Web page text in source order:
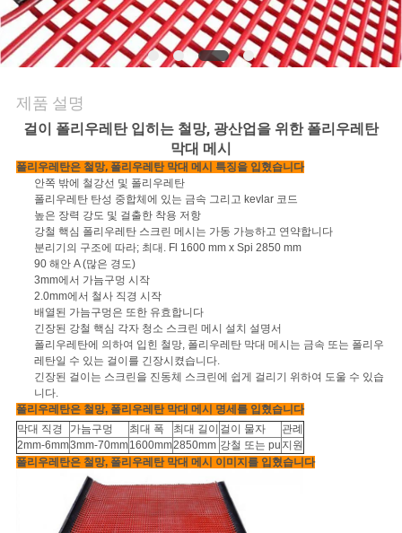
하
기
뉴
스
맵
PRIVACY
POLICY
제품 설명
걸이 폴리우레탄 입히는 철망, 광산업을 위한 폴리우레탄
막대 메시
폴리우레탄은철망, 폴리우레탄 막대 메시 특징을 입혔습니다
안쪽 밖에 철강선 및 폴리우레탄
폴리우레탄 탄성 중합체에 있는 금속 그리고 kevlar 코드
높은 장력 강도 및 걸출한 착용 저항
강철 핵심 폴리우레탄 스크린 메시는 가동 가능하고 연약합니다
분리기의 구조에 따라; 최대. Fl 1600 mm x Spi 2850 mm
90 해안 A (많은 경도)
3mm에서 가늠구멍 시작
2.0mm에서 철사 직경 시작
배열된 가늠구멍은 또한 유효합니다
긴장된 강철 핵심 각자 청소 스크린 메시 설치 설명서
폴리우레탄에 의하여 입힌 철망, 폴리우레탄 막대 메시는 금속 또는 폴리우
레탄일 수 있는 걸이를 긴장시켰습니다.
긴장된 걸이는 스크린을 진동체 스크린에 쉽게 걸리기 위하여 도울 수 있습
니다.
폴리우레탄은 철망, 폴리우레탄 막대 메시 명세를 입혔습니다
막대 직경
가늠구멍 최대 폭 최대 길이 걸이 물자
관례
2mm-6mm3mm-70mm1600mm2850mm 강철 또는 pu 지원
폴리우레탄은 철망, 폴리우레탄 막대 메시 이미지를 입혔습니다